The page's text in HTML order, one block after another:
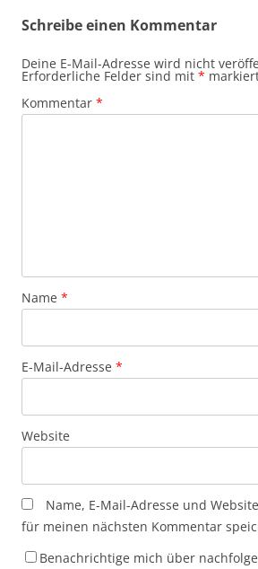
Schreibe einen Kommentar
Deine E-Mail-Adresse wird nicht
Erforderliche Felder sind mit *
Kommentar *
Name *
E-Mail-Adresse *
Website
Name, E-Mail-Adresse und
für meinen nächsten Kommentar
Benachrichtige mich über